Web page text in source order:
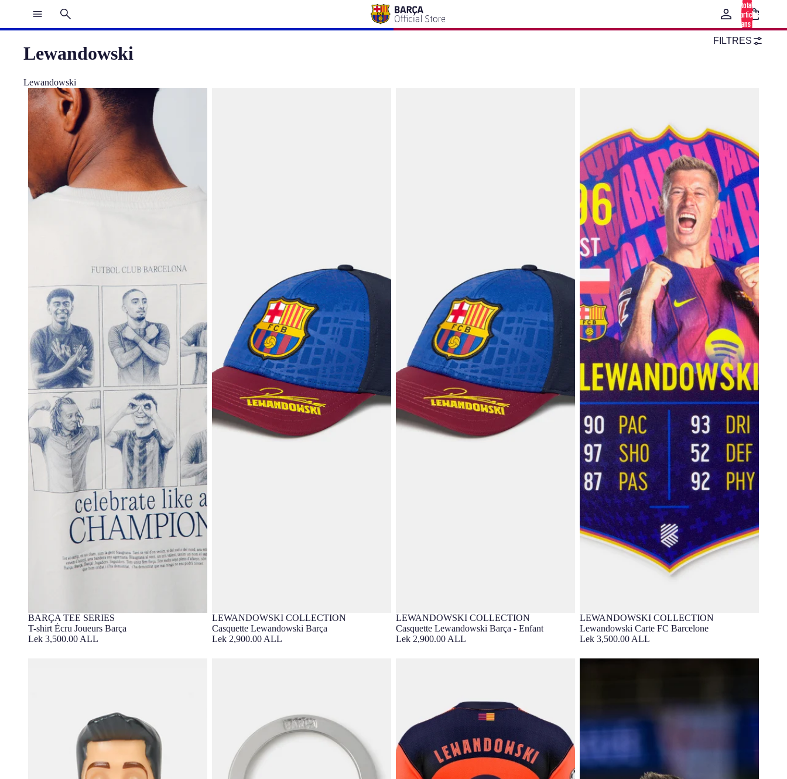
total
d’articles
dans le
Lewandowski
Lewandowski
FILTRES
T-shirt Écru Joueurs Barça
Barça Exclusif
BARÇA TEE SERIES
T-shirt Écru Joueurs Barça
Lek 3,500.00 ALL
Barça Exclusif
LEWANDOWSKI COLLECTION
Casquette Lewandowski Barça
Lek 2,900.00 ALL
Barça Exclusif
LEWANDOWSKI COLLECTION
Casquette Lewandowski Barça - Enfant
Lek 2,900.00 ALL
Épuisé
Barça Exclusif
LEWANDOWSKI COLLECTION
Lewandowski Carte FC Barcelone
Lek 3,500.00 ALL